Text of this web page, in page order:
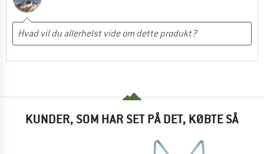
KUNDER, SOM HAR SET PÅ DET, KØBTE SÅ